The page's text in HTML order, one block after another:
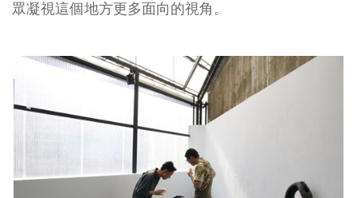
眾凝視這個地方更多面向的視角。